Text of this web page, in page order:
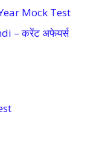
Mock Test
– करेंट अफेयर्स